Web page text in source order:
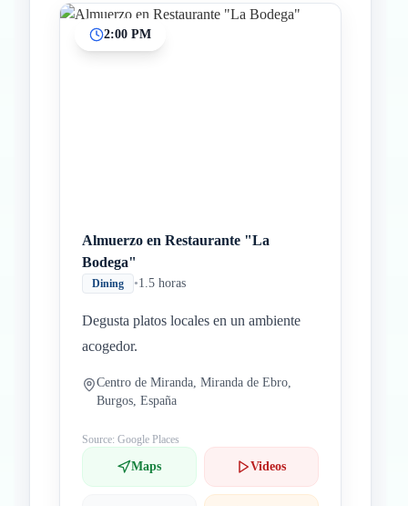
2:00 PM
Almuerzo en Restaurante "La
Bodega"
Dining •1.5 horas
Degusta platos locales en un ambiente
acogedor.
Centro de Miranda, Miranda de Ebro,
Burgos, España
Source: Google Places
Maps Videos